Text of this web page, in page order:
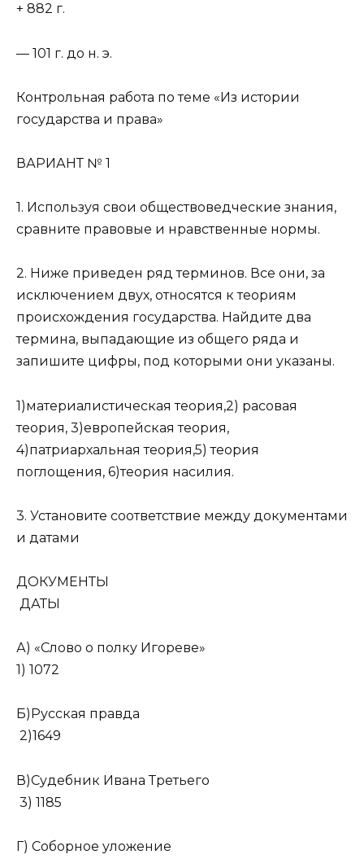
+ 882 г.
— 101 г. до н. э.
Контрольная работа по теме «Из истории
государства и права»
ВАРИАНТ № 1
1. Используя свои обществоведческие знания,
сравните правовые и нравственные нормы.
2. Ниже приведен ряд терминов. Все они, за
исключением двух, относятся к теориям
происхождения государства. Найдите два
термина, выпадающие из общего ряда и
запишите цифры, под которыми они указаны.
1)материалистическая теория,2) расовая
теория, 3)европейская теория,
4)патриархальная теория,5) теория
поглощения, 6)теория насилия.
3. Установите соответствие между документами
и датами
ДОКУМЕНТЫ
ДАТЫ
А) «Слово о полку Игореве»
1) 1072
Б)Русская правда
2)1649
В)Судебник Ивана Третьего
3) 1185
Г) Соборное уложение